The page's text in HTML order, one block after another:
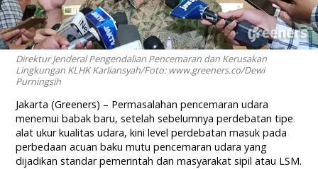
Direktur Jenderal Pengendalian Pencemaran dan Kerusakan
Lingkungan KLHK Karliansyah/Foto: www.greeners.co/Dewi
Purningsih
Jakarta (Greeners) – Permasalahan pencemaran udara
menemui babak baru, setelah sebelumnya perdebatan tipe
alat ukur kualitas udara, kini level perdebatan masuk pada
perbedaan acuan baku mutu pencemaran udara yang
dijadikan standar pemerintah dan masyarakat sipil atau LSM.